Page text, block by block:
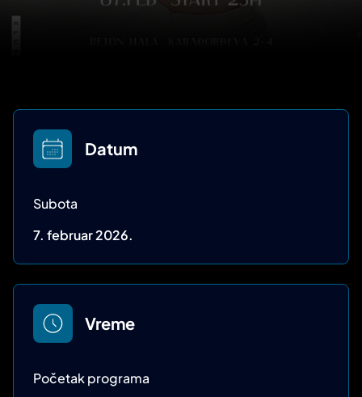
Datum
Subota
7. februar 2026.
Vreme
Početak programa